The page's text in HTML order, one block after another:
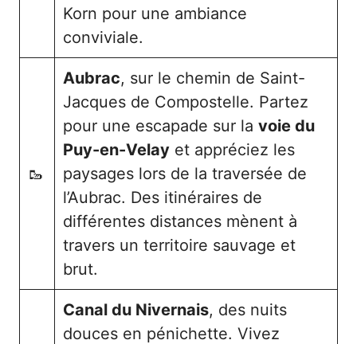
Korn pour une ambiance
conviviale.
🥾
Aubrac, sur le chemin de Saint-
Jacques de Compostelle. Partez
pour une escapade sur la voie du
Puy-en-Velay et appréciez les
paysages lors de la traversée de
l’Aubrac. Des itinéraires de
différentes distances mènent à
travers un territoire sauvage et
brut.
Canal du Nivernais, des nuits
douces en pénichette. Vivez